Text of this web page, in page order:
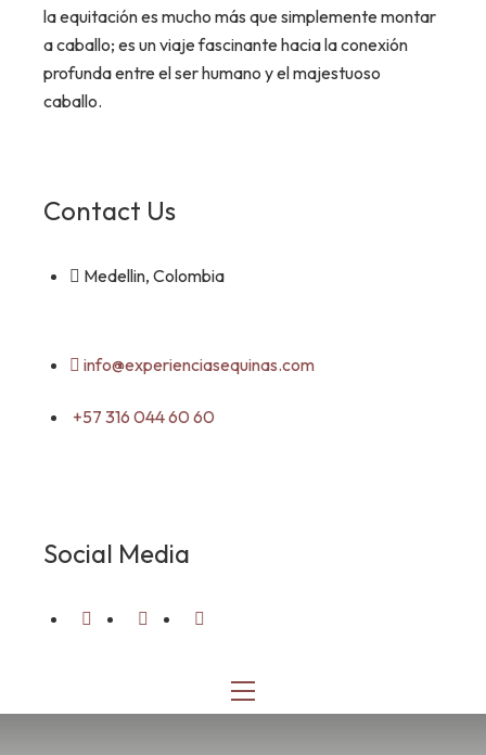
la equitación es mucho más que simplemente montar
a caballo; es un viaje fascinante hacia la conexión
profunda entre el ser humano y el majestuoso
caballo.
Contact Us
Medellin, Colombia
info@experienciasequinas.com
+57 316 044 60 60
Social Media